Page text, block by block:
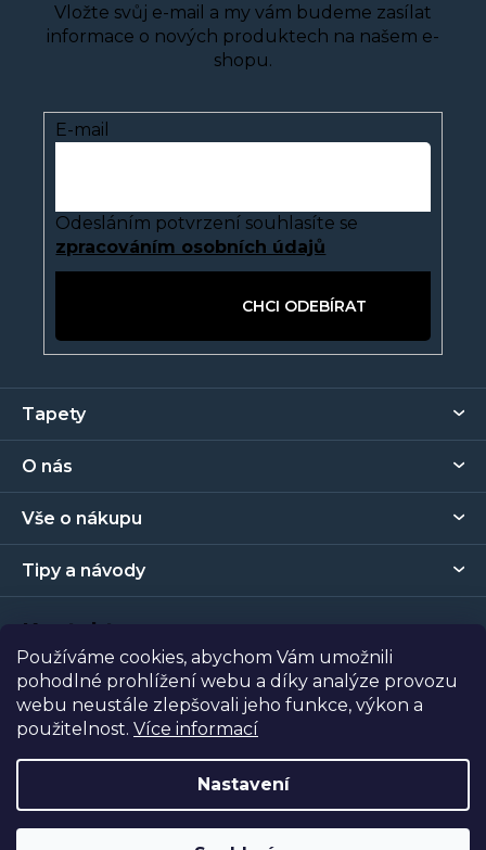
Používáme cookies, abychom Vám umožnili
pohodlné prohlížení webu a díky analýze provozu
webu neustále zlepšovali jeho funkce, výkon a
použitelnost. Více informací
Nastavení
Vložte svůj e-mail a my vám budeme zasílat
informace o nových produktech na našem e-
shopu.
E-mail
Odesláním potvrzení souhlasíte se
zpracováním osobních údajů
a
í
Tapety
O nás
Vše o nákupu
Tipy a návody
Kontakt
Prodejna
Vytvořil Shoptet| NakódovalShopcode
Copyright 2026Tapety Metro Florenc. Všechna práva
vyhrazena.